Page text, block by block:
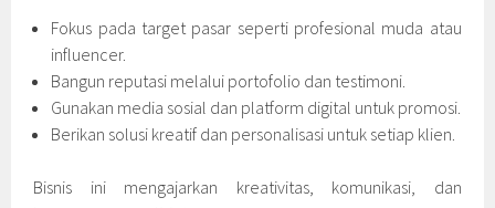
Fokus pada target pasar seperti profesional muda atau
influencer.
Bangun reputasi melalui portofolio dan testimoni.
Gunakan media sosial dan platform digital untuk promosi.
Berikan solusi kreatif dan personalisasi untuk setiap klien.
Bisnis ini mengajarkan kreativitas, komunikasi, dan